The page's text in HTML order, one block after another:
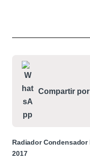
Compartir
Radiador Condensador
2017